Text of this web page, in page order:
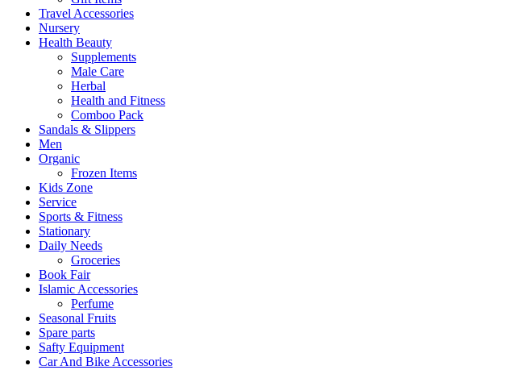
Travel Accessories
Nursery
Health Beauty
Supplements
Male Care
Herbal
Health and Fitness
Comboo Pack
Sandals & Slippers
Men
Organic
Frozen Items
Kids Zone
Service
Sports & Fitness
Stationary
Daily Needs
Groceries
Book Fair
Islamic Accessories
Perfume
Seasonal Fruits
Spare parts
Safty Equipment
Car And Bike Accessories